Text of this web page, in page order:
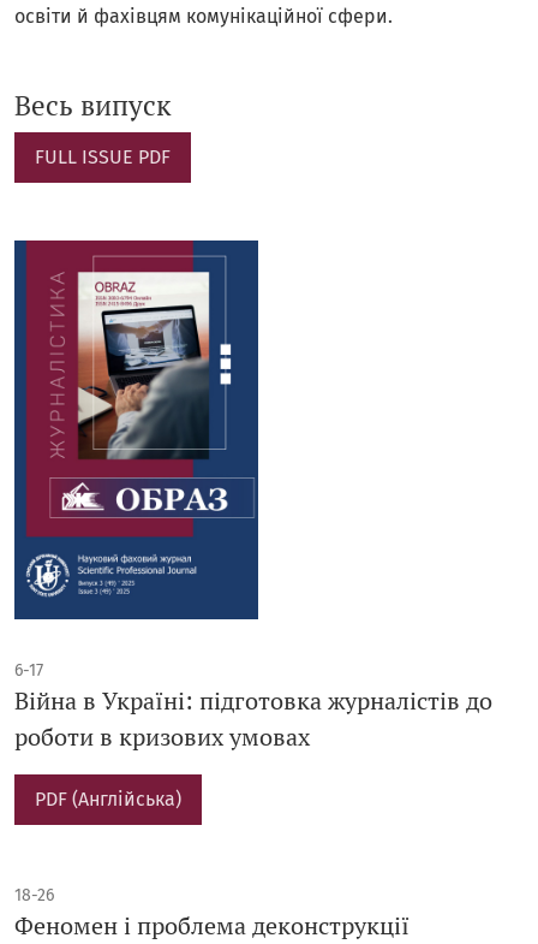
освіти й фахівцям комунікаційної сфери.
Весь випуск
FULL ISSUE PDF
6-17
Війна в Україні: підготовка журналістів до
роботи в кризових умовах
PDF (Англійська)
18-26
Феномен і проблема деконструкції